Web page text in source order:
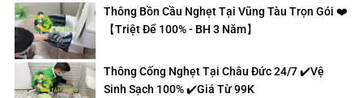
Thông Bồn Cầu Nghẹt Tại Vũng Tàu Trọn Gói ❤️
【Triệt Để 100% - BH 3 Năm】
Thông Cống Nghẹt Tại Châu Đức 24/7 ✔️Vệ
Sinh Sạch 100% ✔️Giá Từ 99K